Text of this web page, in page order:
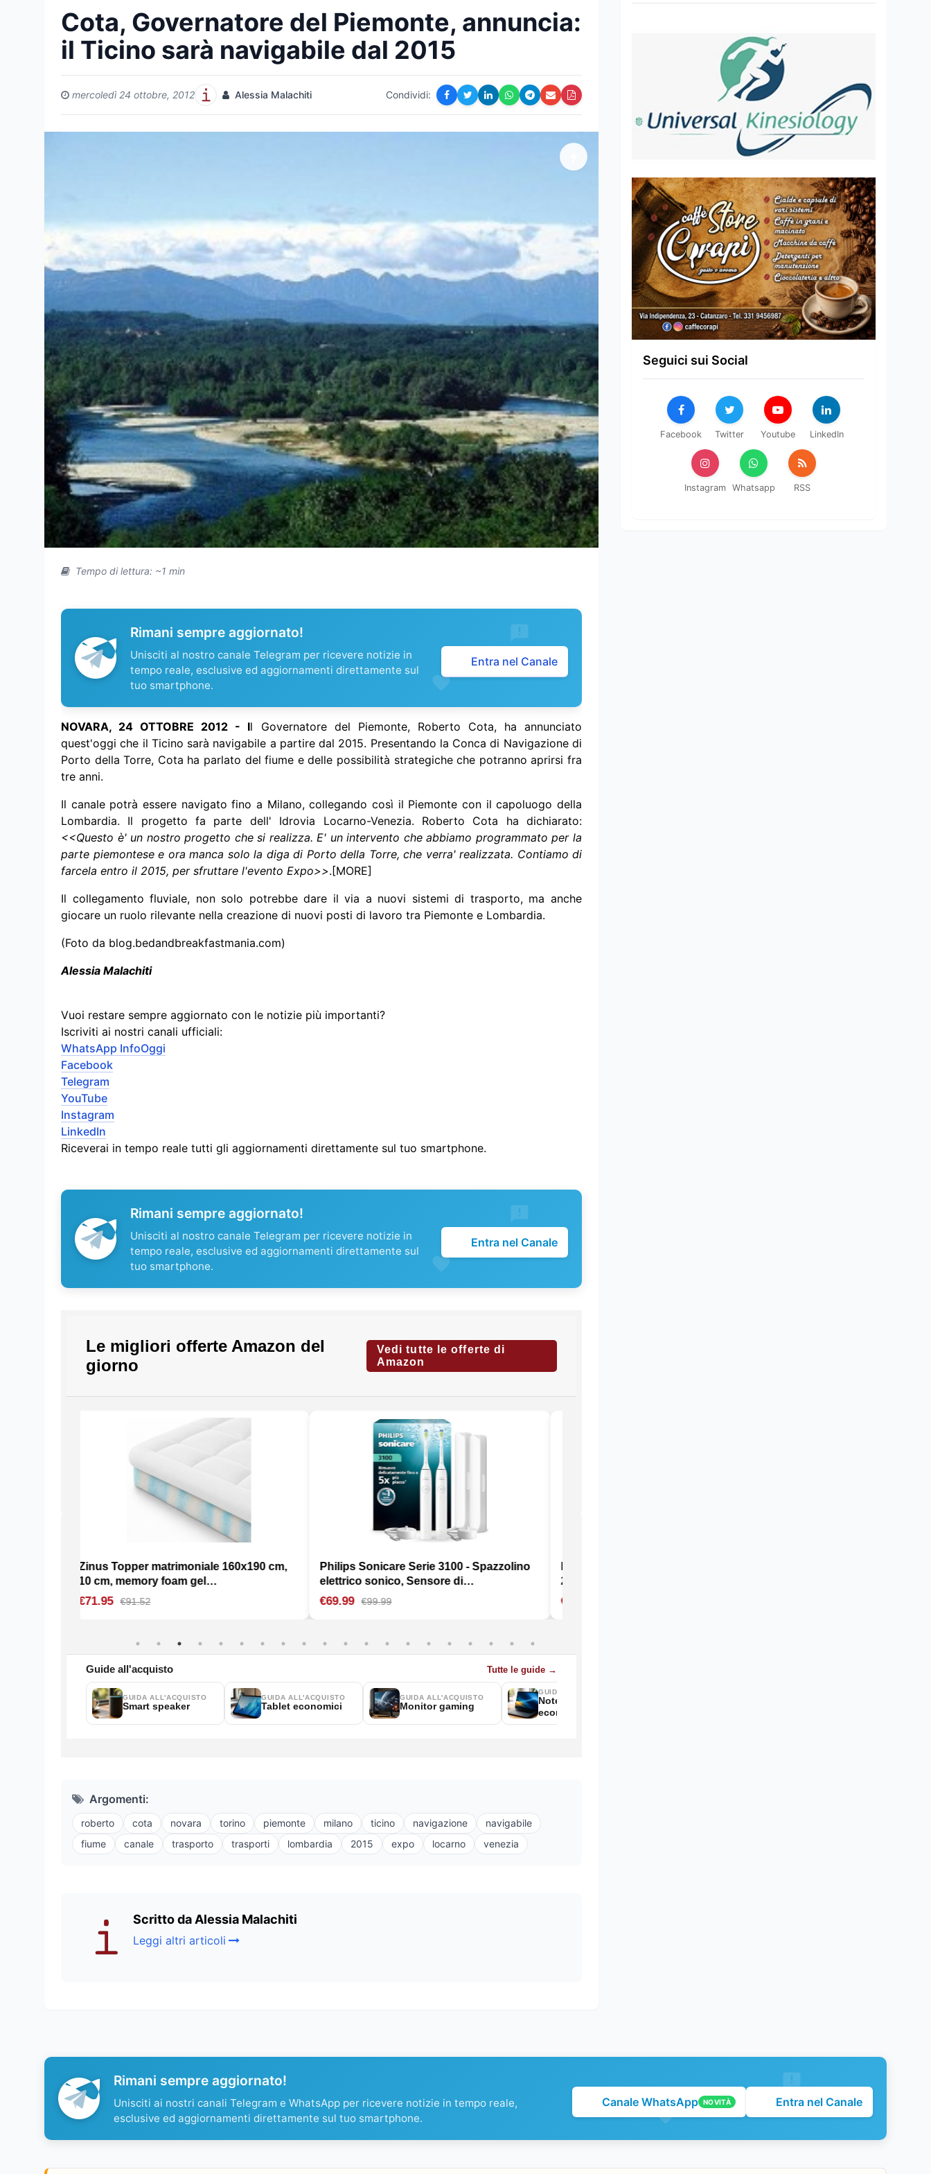
Cota, Governatore del Piemonte, annuncia:
il Ticino sarà navigabile dal 2015
mercoledì 24 ottobre, 2012 Alessia Malachiti Condividi:
Tempo di lettura: ~1 min
Rimani sempre aggiornato!
Unisciti al nostro canale Telegram per ricevere notizie in
tempo reale, esclusive ed aggiornamenti direttamente sul
tuo smartphone.
Entra nel Canale
NOVARA, 24 OTTOBRE 2012 - Il Governatore del Piemonte, Roberto Cota, ha annunciato
quest'oggi che il Ticino sarà navigabile a partire dal 2015. Presentando la Conca di Navigazione di
Porto della Torre, Cota ha parlato del fiume e delle possibilità strategiche che potranno aprirsi fra
tre anni.
Il canale potrà essere navigato fino a Milano, collegando così il Piemonte con il capoluogo della
Lombardia. Il progetto fa parte dell' Idrovia Locarno-Venezia. Roberto Cota ha dichiarato:
<<Questo è' un nostro progetto che si realizza. E' un intervento che abbiamo programmato per la
parte piemontese e ora manca solo la diga di Porto della Torre, che verra' realizzata. Contiamo di
farcela entro il 2015, per sfruttare l'evento Expo>>.[MORE]
Il collegamento fluviale, non solo potrebbe dare il via a nuovi sistemi di trasporto, ma anche
giocare un ruolo rilevante nella creazione di nuovi posti di lavoro tra Piemonte e Lombardia.
(Foto da blog.bedandbreakfastmania.com)
Alessia Malachiti
Vuoi restare sempre aggiornato con le notizie più importanti?
Iscriviti ai nostri canali ufficiali:
WhatsApp InfoOggi
Facebook
Telegram
YouTube
Instagram
LinkedIn
Riceverai in tempo reale tutti gli aggiornamenti direttamente sul tuo smartphone.
Rimani sempre aggiornato!
Unisciti al nostro canale Telegram per ricevere notizie in
tempo reale, esclusive ed aggiornamenti direttamente sul
tuo smartphone.
Entra nel Canale
Argomenti:
roberto cota novara torino piemonte milano ticino navigazione
navigabile
fiume
canale trasporto trasporti lombardia 2015 expo locarno venezia
Scritto da Alessia Malachiti
Leggi altri articoli
Seguici sui Social
Facebook Twitter Youtube LinkedIn
Instagram Whatsapp RSS
Rimani sempre aggiornato!
Unisciti ai nostri canali Telegram e WhatsApp per ricevere notizie in tempo reale,
esclusive ed aggiornamenti direttamente sul tuo smartphone.
Canale WhatsApp NOVITÀ Entra nel Canale